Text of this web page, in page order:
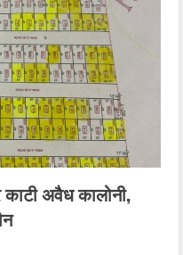
अवैध कालोनी,